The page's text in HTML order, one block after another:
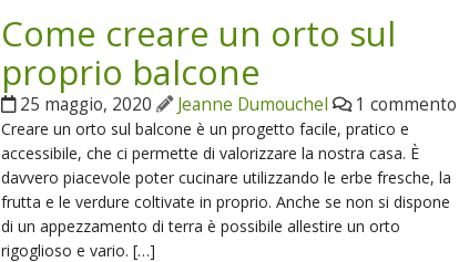
Come creare un orto sul
proprio balcone
25 maggio, 2020 Jeanne Dumouchel 1 commento
Creare un orto sul balcone è un progetto facile, pratico e
accessibile, che ci permette di valorizzare la nostra casa. È
davvero piacevole poter cucinare utilizzando le erbe fresche, la
frutta e le verdure coltivate in proprio. Anche se non si dispone
di un appezzamento di terra è possibile allestire un orto
rigoglioso e vario. […]